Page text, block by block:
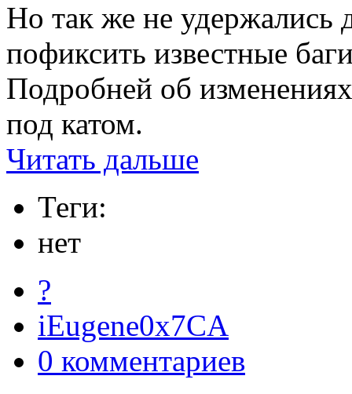
Но так же не удержались
пофиксить известные
Подробней об
под катом.
Читать дальше
Теги:
нет
?
iEugene0x7CA
0 комментариев